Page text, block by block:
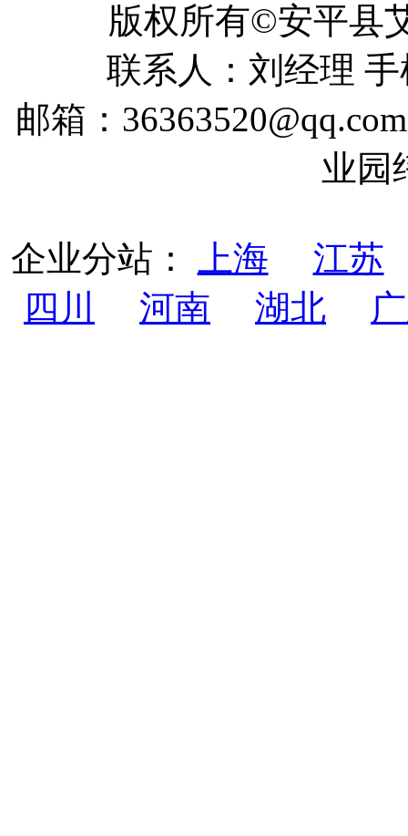
版权所有©安平
联系人：刘经理 手
邮箱：
业园
企业分站： 上海
江苏
四川
河南 湖北